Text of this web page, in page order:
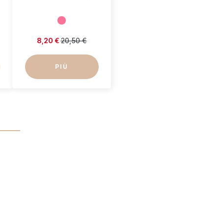
8,20 € 20,50 €
PIÙ